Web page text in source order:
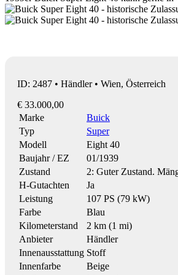
ID: 2487 • Händler • Wien, Österreich
€ 33.000,00
Marke
Buick
Typ
Super
Modell
Eight 40
Baujahr / EZ
01/1939
Zustand
2: Guter Zustand.
H-Gutachten
Ja
Leistung
107 PS (79 kW)
Farbe
Blau
Kilometerstand
2 km (1 mi)
Anbieter
Händler
Innenausstattung Stoff
Innenfarbe
Beige